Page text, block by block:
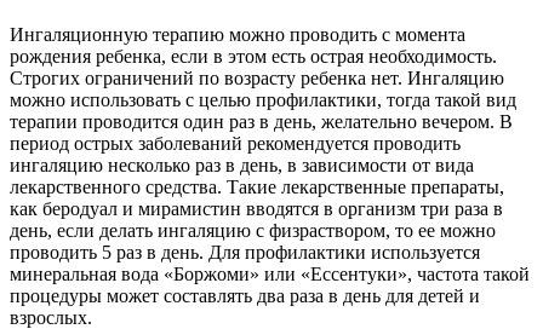
Ингаляционную терапию можно проводить с момента
рождения ребенка, если в этом есть острая необходимость.
Строгих ограничений по возрасту ребенка нет. Ингаляцию
можно использовать с целью профилактики, тогда такой вид
терапии проводится один раз в день, желательно вечером. В
период острых заболеваний рекомендуется проводить
ингаляцию несколько раз в день, в зависимости от вида
лекарственного средства. Такие лекарственные препараты,
как беродуал и мирамистин вводятся в организм три раза в
день, если делать ингаляцию с физраствором, то ее можно
проводить 5 раз в день. Для профилактики используется
минеральная вода «Боржоми» или «Ессентуки», частота такой
процедуры может составлять два раза в день для детей и
взрослых.